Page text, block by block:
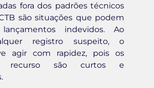
fora dos padrões técnicos
são situações que podem
indevidos. Ao
registro suspeito, o
agir com rapidez, pois os
recurso são curtos e